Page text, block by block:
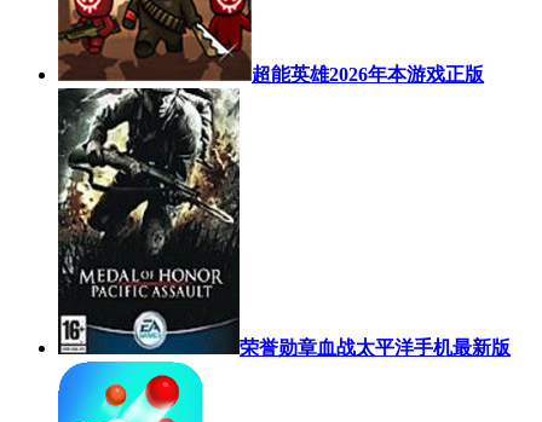
超能英雄2026年本游戏正版
荣誉勋章血战太平洋手机最新版